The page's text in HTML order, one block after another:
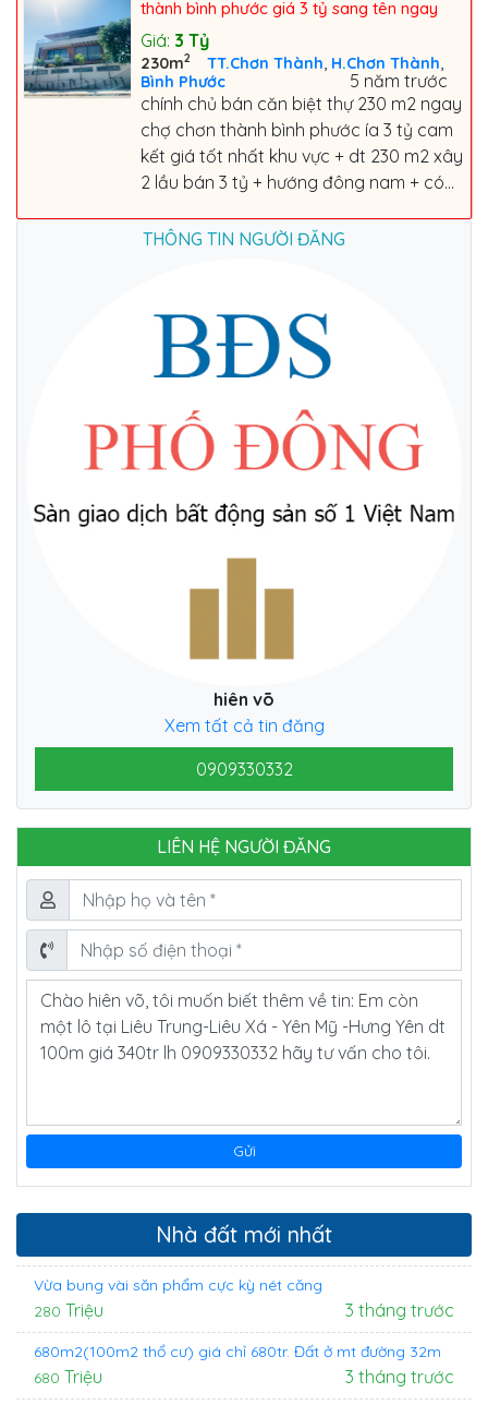
thành bình phước giá 3 tỷ sang tên ngay
Giá: 3 Tỷ
230m2 TT.Chơn Thành H.Chơn Thành
Bình Phước
5 năm trước
chính chủ bán căn biệt thự 230 m2 ngay
chợ chơn thành bình phước ía 3 tỷ cam
kết giá tốt nhất khu vực + dt 230 m2 xây
2 lầu bán 3 tỷ + hướng đông nam + có...
THÔNG TIN NGƯỜI ĐĂNG
hiên võ
Xem tất cả tin đăng
0909330332
LIÊN HỆ NGƯỜI ĐĂNG
Nhà đất mới nhất
Vừa bung vài săn phẩm cực kỳ nét căng
280 Triệu 3 tháng trước
680m2(100m2 thổ cư) giá chỉ 680tr. Đất ở mt đường 32m
680 Triệu 3 tháng trước